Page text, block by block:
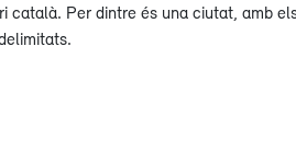
català. Per dintre és una ciutat, amb